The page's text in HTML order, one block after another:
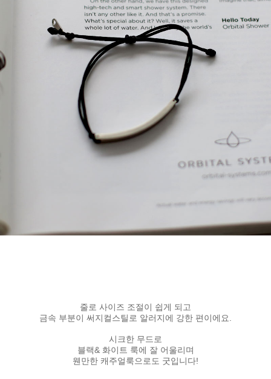
줄로 사이즈 조절이 쉽게 되고
금속 부분이 써지컬스틸로 알러지에 강한 편이에요.
시크한 무드로
블랙& 화이트 룩에 잘 어울리며
웬만한 캐주얼룩으로도 굿입니다!